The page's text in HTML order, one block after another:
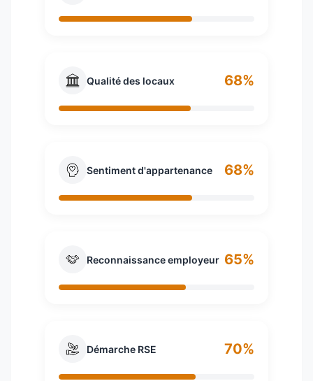
Qualité des locaux 68%
Sentiment d'appartenance 68%
Reconnaissance employeur 65%
Démarche RSE 70%